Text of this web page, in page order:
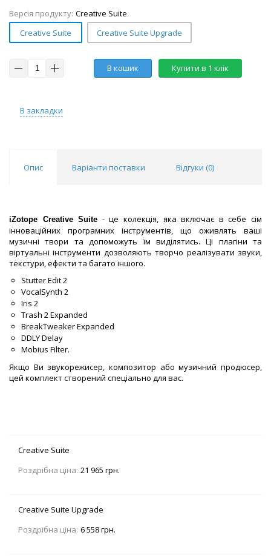
Версія продукту: Creative Suite
Creative Suite
Creative Suite Upgrade
В кошик Купити в 1 клік
В закладки
Опис Варіанти поставки Відгуки (0)
iZotope Creative Suite - це колекція, яка включає в себе сім
інноваційних програмних інструментів, що оживлять ваші
музичні твори та допоможуть їм виділятись. Ці плагіни та
віртуальні інструменти дозволяють творчо реалізувати звуки,
текстури, ефекти та багато іншого.
Stutter Edit 2
VocalSynth 2
Iris 2
Trash 2 Expanded
BreakTweaker Expanded
DDLY Delay
Mobius Filter.
Якщо Ви звукорежисер, композитор або музичний продюсер,
цей комплект створений спеціально для вас.
Creative Suite
Роздрібна ціна: 21 965 грн.
Creative Suite Upgrade
Роздрібна ціна: 6 558 грн.